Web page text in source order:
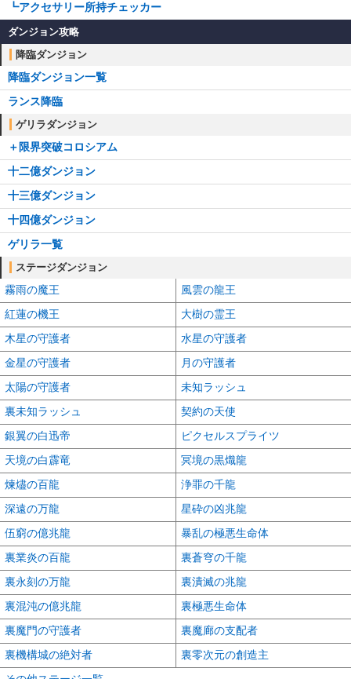
┗アクセサリー所持チェッカー
ダンジョン攻略
降臨ダンジョン
降臨ダンジョン一覧
ランス降臨
ゲリラダンジョン
＋限界突破コロシアム
十二億ダンジョン
十三億ダンジョン
十四億ダンジョン
ゲリラ一覧
ステージダンジョン
霧雨の魔王
風雲の龍王
紅蓮の機王
大樹の霊王
木星の守護者
水星の守護者
金星の守護者
月の守護者
太陽の守護者
未知ラッシュ
裏未知ラッシュ
契約の天使
銀翼の白迅帝
ピクセルスプライツ
天境の白霹竜
冥境の黒熾龍
煉燼の百龍
浄罪の千龍
深遠の万龍
星砕の凶兆龍
伍窮の億兆龍
暴乱の極悪生命体
裏業炎の百龍
裏蒼穹の千龍
裏永刻の万龍
裏潰滅の兆龍
裏混沌の億兆龍
裏極悪生命体
裏魔門の守護者
裏魔廊の支配者
裏機構城の絶対者
裏零次元の創造主